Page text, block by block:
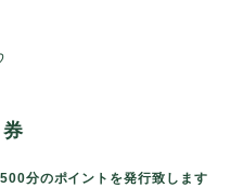
分のポイントを発行致します